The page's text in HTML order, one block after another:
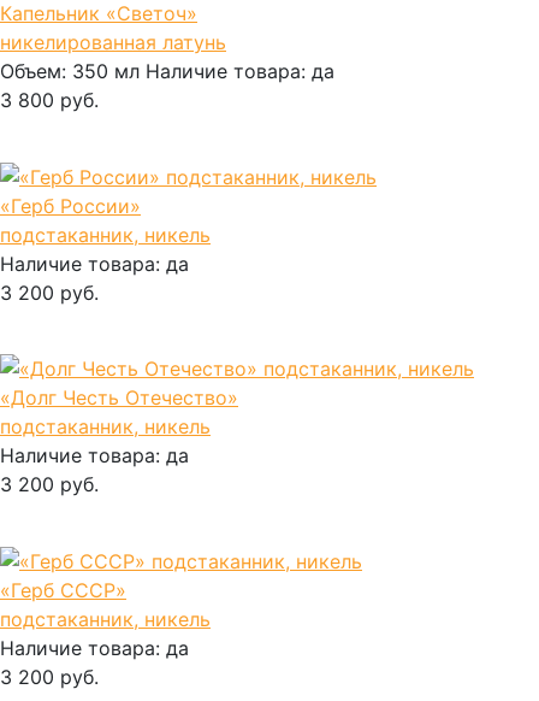
Капельник «Светоч»
никелированная латунь
Объем: 350 мл Наличие товара: да
3 800 руб.
«Герб России»
подстаканник, никель
Наличие товара: да
3 200 руб.
«Долг Честь Отечество»
подстаканник, никель
Наличие товара: да
3 200 руб.
«Герб СССР»
подстаканник, никель
Наличие товара: да
3 200 руб.